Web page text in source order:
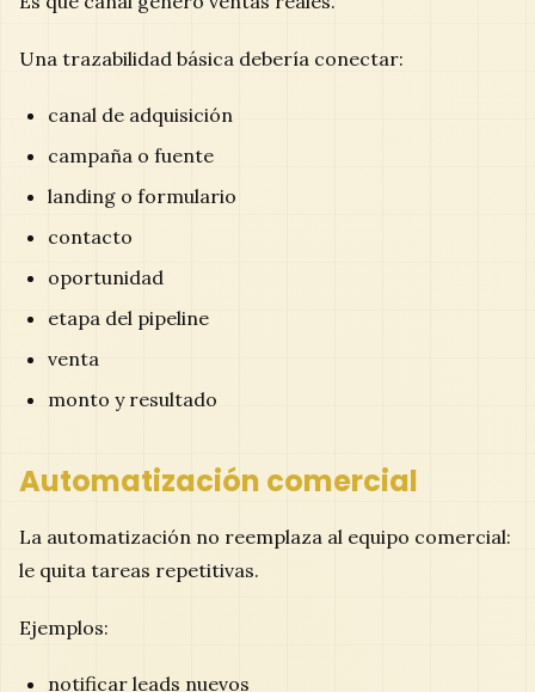
Una trazabilidad básica debería conectar:
canal de adquisición
campaña o fuente
landing o formulario
contacto
oportunidad
etapa del pipeline
venta
monto y resultado
Automatización comercial
La automatización no reemplaza al equipo comercial:
le quita tareas repetitivas.
Ejemplos:
notificar leads nuevos